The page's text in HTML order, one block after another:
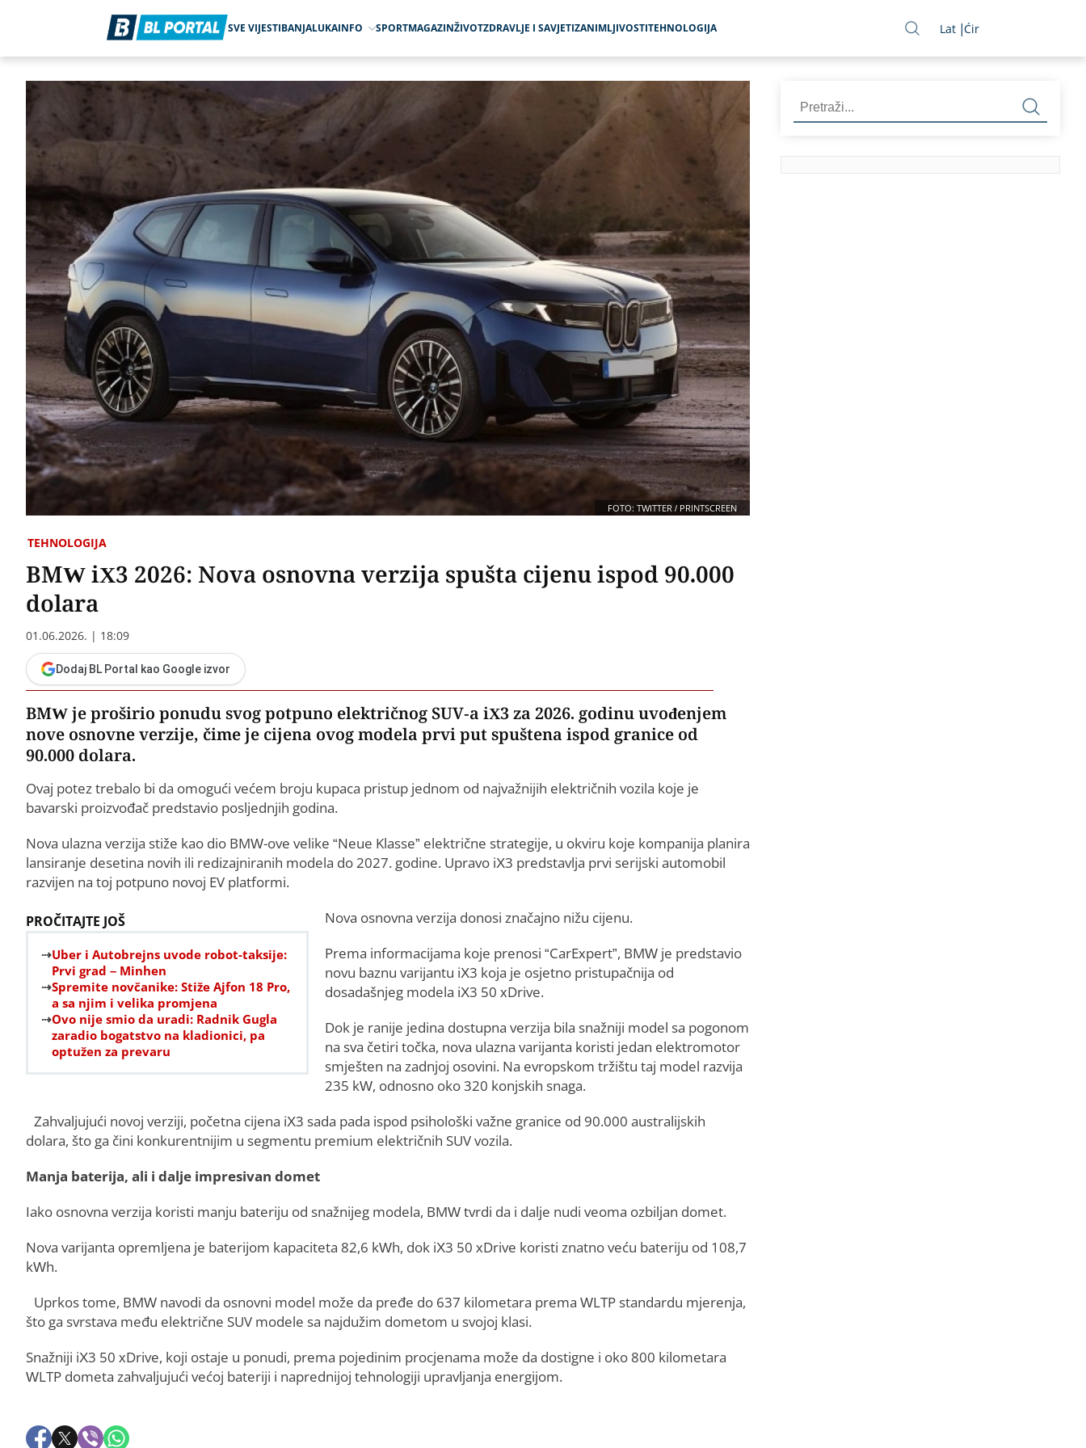
SVE VIJESTIBANJALUKAINFO SPORTMAGAZINŽIVOTZDRAVLJE I SAVJETIZANIMLJIVOSTITEHNOLOGIJA Lat Ćir
FOTO: TWITTER / PRINTSCREEN
TEHNOLOGIJA
BMW iX3 2026: Nova osnovna verzija spušta cijenu ispod 90.000
dolara
01.06.2026. | 18:09
Dodaj BL Portal kao Google izvor
BMW je proširio ponudu svog potpuno električnog SUV-a iX3 za 2026. godinu uvođenjem
nove osnovne verzije, čime je cijena ovog modela prvi put spuštena ispod granice od
90.000 dolara.
Ovaj potez trebalo bi da omogući većem broju kupaca pristup jednom od najvažnijih električnih vozila koje je
bavarski proizvođač predstavio posljednjih godina.
Nova ulazna verzija stiže kao dio BMW-ove velike “Neue Klasse” električne strategije, u okviru koje kompanija planira
lansiranje desetina novih ili redizajniranih modela do 2027. godine. Upravo iX3 predstavlja prvi serijski automobil
razvijen na toj potpuno novoj EV platformi.
PROČITAJTE JOŠ
Uber i Autobrejns uvode robot-taksije:
Prvi grad – Minhen
Spremite novčanike: Stiže Ajfon 18 Pro,
a sa njim i velika promjena
Ovo nije smio da uradi: Radnik Gugla
zaradio bogatstvo na kladionici, pa
optužen za prevaru
Nova osnovna verzija donosi značajno nižu cijenu.
Prema informacijama koje prenosi “CarExpert”, BMW je predstavio
novu baznu varijantu iX3 koja je osjetno pristupačnija od
dosadašnjeg modela iX3 50 xDrive.
Dok je ranije jedina dostupna verzija bila snažniji model sa pogonom
na sva četiri točka, nova ulazna varijanta koristi jedan elektromotor
smješten na zadnjoj osovini. Na evropskom tržištu taj model razvija
235 kW, odnosno oko 320 konjskih snaga.
Zahvaljujući novoj verziji, početna cijena iX3 sada pada ispod psihološki važne granice od 90.000 australijskih
dolara, što ga čini konkurentnijim u segmentu premium električnih SUV vozila.
Manja baterija, ali i dalje impresivan domet
Iako osnovna verzija koristi manju bateriju od snažnijeg modela, BMW tvrdi da i dalje nudi veoma ozbiljan domet.
Nova varijanta opremljena je baterijom kapaciteta 82,6 kWh, dok iX3 50 xDrive koristi znatno veću bateriju od 108,7
kWh.
Uprkos tome, BMW navodi da osnovni model može da pređe do 637 kilometara prema WLTP standardu mjerenja,
što ga svrstava među električne SUV modele sa najdužim dometom u svojoj klasi.
Snažniji iX3 50 xDrive, koji ostaje u ponudi, prema pojedinim procjenama može da dostigne i oko 800 kilometara
WLTP dometa zahvaljujući većoj bateriji i naprednijoj tehnologiji upravljanja energijom.